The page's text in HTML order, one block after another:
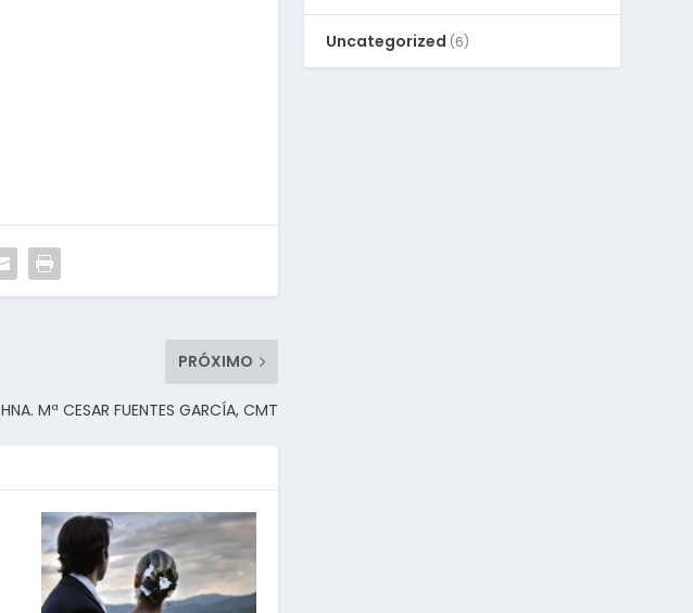
PRÓXIMO
HNA. Mª CESAR FUENTES GARCÍA, CMT
Uncategorized (6)